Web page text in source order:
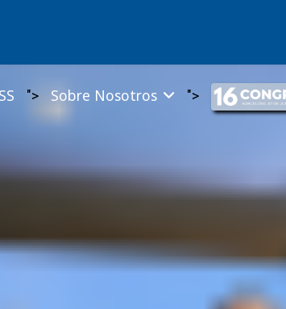
"> Sobre Nosotros ">